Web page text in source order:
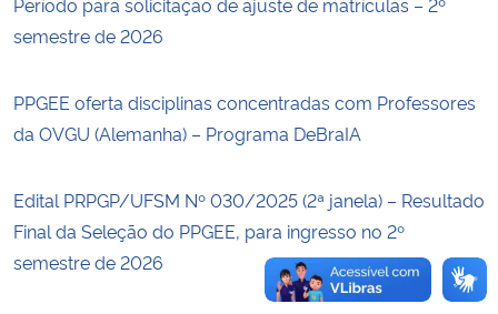
Secretaria de Governo
Advocacia-Geral da União
semestre de 2026
PPGEE oferta disciplinas concentradas com Professores
da OVGU (Alemanha) – Programa DeBraIA
Edital PRPGP/UFSM Nº 030/2025 (2ª janela) – Resultado
Final da Seleção do PPGEE, para ingresso no 2º
semestre de 2026